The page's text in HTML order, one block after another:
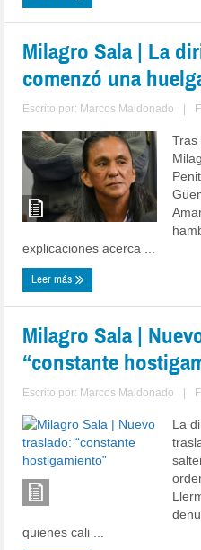
Milagro Sala | La
comenzó una
Escrito por: Marcos Maldonado
Tras
explicaciones acerca ...
Leer más
Milagro Sala |
“constante
Escrito por: Marcos Maldonado
La
quienes cali ...